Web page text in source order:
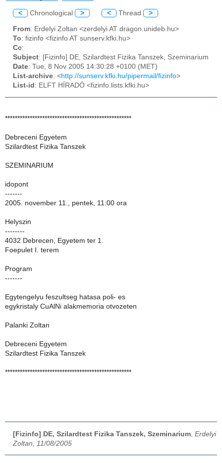
< Chronological > < Thread >
From: Erdelyi Zoltan <zerdelyi AT dragon.unideb.hu>
To: fizinfo <fizinfo AT sunserv.kfki.hu>
Cc:
Subject: [Fizinfo] DE, Szilardtest Fizika Tanszek, Szeminarium
Date: Tue, 8 Nov 2005 14:30:28 +0100 (MET)
List-archive: <http://sunserv.kfki.hu/pipermail/fizinfo>
List-id : ELFT HÍRADÓ <fizinfo.lists.kfki.hu>
***************************************************
Debreceni Egyetem
Szilardtest Fizika Tanszek
SZEMINARIUM
idopont
-------
2005. november 11., pentek, 11:00 ora
Helyszin
--------
4032 Debrecen, Egyetem ter 1.
Foepulet I. terem
Program
-------
Egytengelyu feszultseg hatasa poli- es
egykristaly CuAlNi alakmemoria otvozeten
Palanki Zoltan
Debreceni Egyetem
Szilardtest Fizika Tanszek
***************************************************
[Fizinfo] DE, Szilardtest Fizika Tanszek, Szeminarium Erdelyi
Zoltan, 11/08/2005